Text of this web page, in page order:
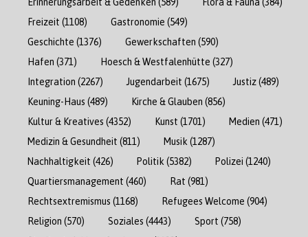
Freizeit (1108) Gastronomie (549)
Geschichte (1376) Gewerkschaften (590)
Hafen (371) Hoesch & Westfalenhütte (327)
Integration (2267) Jugendarbeit (1675) Justiz(489)
Keuning-Haus (489) Kirche & Glauben (856)
Kultur & Kreatives (4352) Kunst (1701) Medien (471)
Medizin & Gesundheit (811) Musik (1287)
Nachhaltigkeit (426) Politik (5382) Polizei (1240)
Quartiersmanagement (460) Rat (981)
Rechtsextremismus (1168) Refugees Welcome (904)
Religion (570) Soziales (4443) Sport (758)